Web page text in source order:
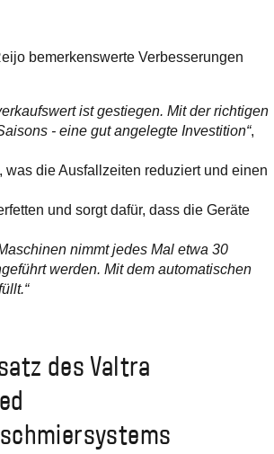
bemerkenswerte Verbesserungen
ist gestiegen. Mit der richtigen
- eine gut angelegte Investition“,
die Ausfallzeiten reduziert und einen
und sorgt dafür, dass die Geräte
nimmt jedes Mal etwa 30
werden. Mit dem automatischen
des Valtra